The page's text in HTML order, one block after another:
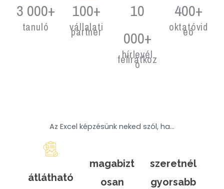
3 000+
tanuló
100+
vállalati
partner
10
000+
hírlevél
feliratkoz
ó
400+
oktatóvid
eó
Az Excel képzésünk neked szól, ha...
átlátható
magabizt
osan
szeretnél
gyorsabb